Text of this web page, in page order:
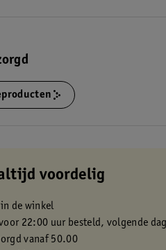
voordelig
de winkel
22:00 uur besteld, volgende
vanaf 50.00